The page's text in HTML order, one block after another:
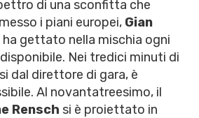
di una sconfitta che
i piani europei, Gian
ha gettato nella mischia ogni
Nei tredici minuti di
dal direttore di gara, è
Al novantatreesimo, il
Rensch si è proiettato in